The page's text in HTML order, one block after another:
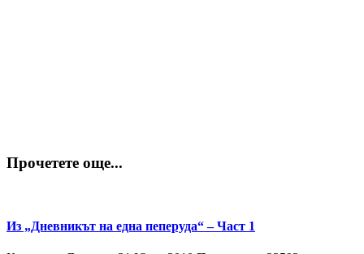
Прочетете още...
Из „Дневникът на една пеперуда“ – Част 1